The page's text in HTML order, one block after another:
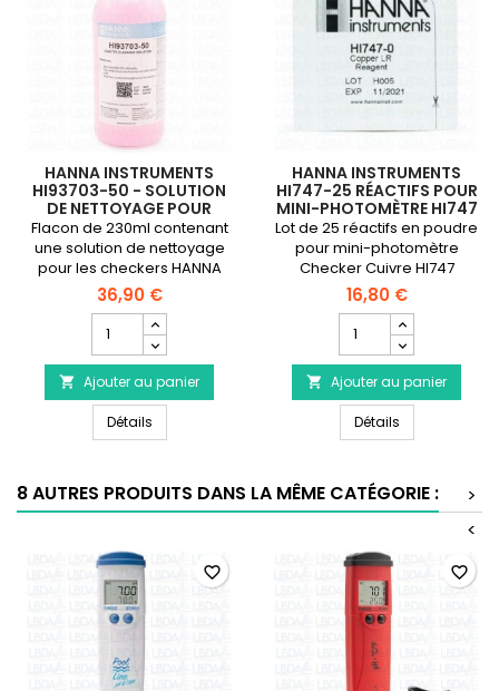
HANNA INSTRUMENTS
HI93703-50 - SOLUTION
DE NETTOYAGE POUR
CUVETTES DE MESURE
Flacon de 230ml contenant
une solution de nettoyage
pour les checkers HANNA
Instrumets
36,90 €
quantité
du
produit
HANNA
INSTRUMENTS
HI93703-
-
Solution
pour
cuvettes
de
mesure
 Ajouter au panier
DétailsHANNA INSTRUMENTS HI93703-50 - Solution de
HANNA INSTRUMENTS
HI747-25 RÉACTIFS POUR
MINI-PHOTOMÈTRE HI747
CUIVRE
Lot de 25 réactifs en poudre
pour mini-photomètre
Checker Cuivre HI747
16,80 €
quantité
du
produit
HANNA
INSTRUMENTS
HI747-
Réactifs
pour
HI747
Cuivre
 Ajouter au panier
DétailsHANNA
8 AUTRES PRODUITS DANS LA MÊME CATÉGORIE :
>
<
favorite_border favorite_border